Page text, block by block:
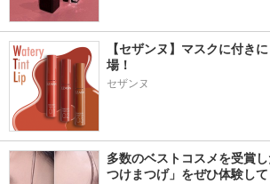
【セザンヌ】マスクに付き
場！
セザンヌ
多数のベストコスメを受賞
つけまつげ」をぜひ体験して